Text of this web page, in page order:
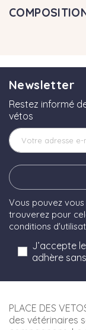
Newsletter
Restez informé
vétos
Vous pouvez
trouverez pour
conditions
J’accepte
adhère
PLACE DES
des vétérinaires